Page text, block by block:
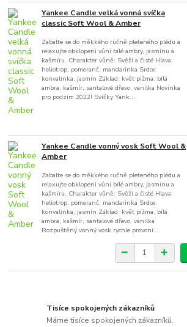
Yankee Candle velká vonná svíčka
classic Soft Wool & Amber
Zabalte se do měkkého ručně pleteného plédu a
relaxujte obklopeni vůní bílé ambry, jasmínu a
kašmíru. Charakter vůně: Svěží a čisté Hlava:
heliotrop, pomeranč, mandarinka Srdce:
konvalinka, jasmín Základ: květ pižma, bílá
ambra, kašmír, santalové dřevo, vanilka Novinka
pro podzim 2022! Svíčky Yank...
Yankee Candle vonný vosk Soft Wool &
Amber
Zabalte se do měkkého ručně pleteného plédu a
relaxujte obklopeni vůní bílé ambry, jasmínu a
kašmíru. Charakter vůně: Svěží a čisté Hlava:
heliotrop, pomeranč, mandarinka Srdce:
konvalinka, jasmín Základ: květ pižma, bílá
ambra, kašmír, santalové dřevo, vanilka
Rozpuštěný vonný vosk rychle provoní...
Tisíce spokojených zákazníků
Máme tisíce spokojených zákazníků.